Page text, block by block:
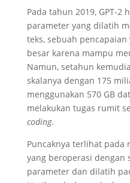
Pada tahun 2019, GPT-
parameter yang dilatih
teks, sebuah
besar karena mampu
Namun, setahun
skalanya dengan 175
menggunakan 570 GB
melakukan tugas rumit
coding.
Puncaknya terlihat pada
yang beroperasi dengan
parameter dan dilatih